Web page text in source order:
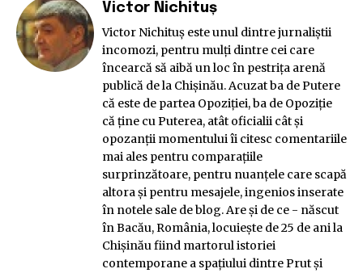
Victor Nichituș
Victor Nichituş este unul dintre jurnaliştii
incomozi, pentru mulţi dintre cei care
încearcă să aibă un loc în pestriţa arenă
publică de la Chişinău. Acuzat ba de Putere
că este de partea Opoziției, ba de Opoziție
că ține cu Puterea, atât oficialii cât şi
opozanţii momentului îi citesc comentariile
mai ales pentru comparaţiile
surprinzătoare, pentru nuanţele care scapă
altora şi pentru mesajele, ingenios inserate
în notele sale de blog. Are și de ce - născut
în Bacău, România, locuiește de 25 de ani la
Chișinău fiind martorul istoriei
contemporane a spațiului dintre Prut și